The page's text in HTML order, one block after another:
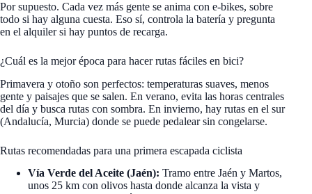
Por supuesto. Cada vez más gente se anima con e-bikes, sobre
todo si hay alguna cuesta. Eso sí, controla la batería y pregunta
en el alquiler si hay puntos de recarga.
¿Cuál es la mejor época para hacer rutas fáciles en bici?
Primavera y otoño son perfectos: temperaturas suaves, menos
gente y paisajes que se salen. En verano, evita las horas centrales
del día y busca rutas con sombra. En invierno, hay rutas en el sur
(Andalucía, Murcia) donde se puede pedalear sin congelarse.
Rutas recomendadas para una primera escapada ciclista
Vía Verde del Aceite (Jaén): Tramo entre Jaén y Martos,
unos 25 km con olivos hasta donde alcanza la vista y